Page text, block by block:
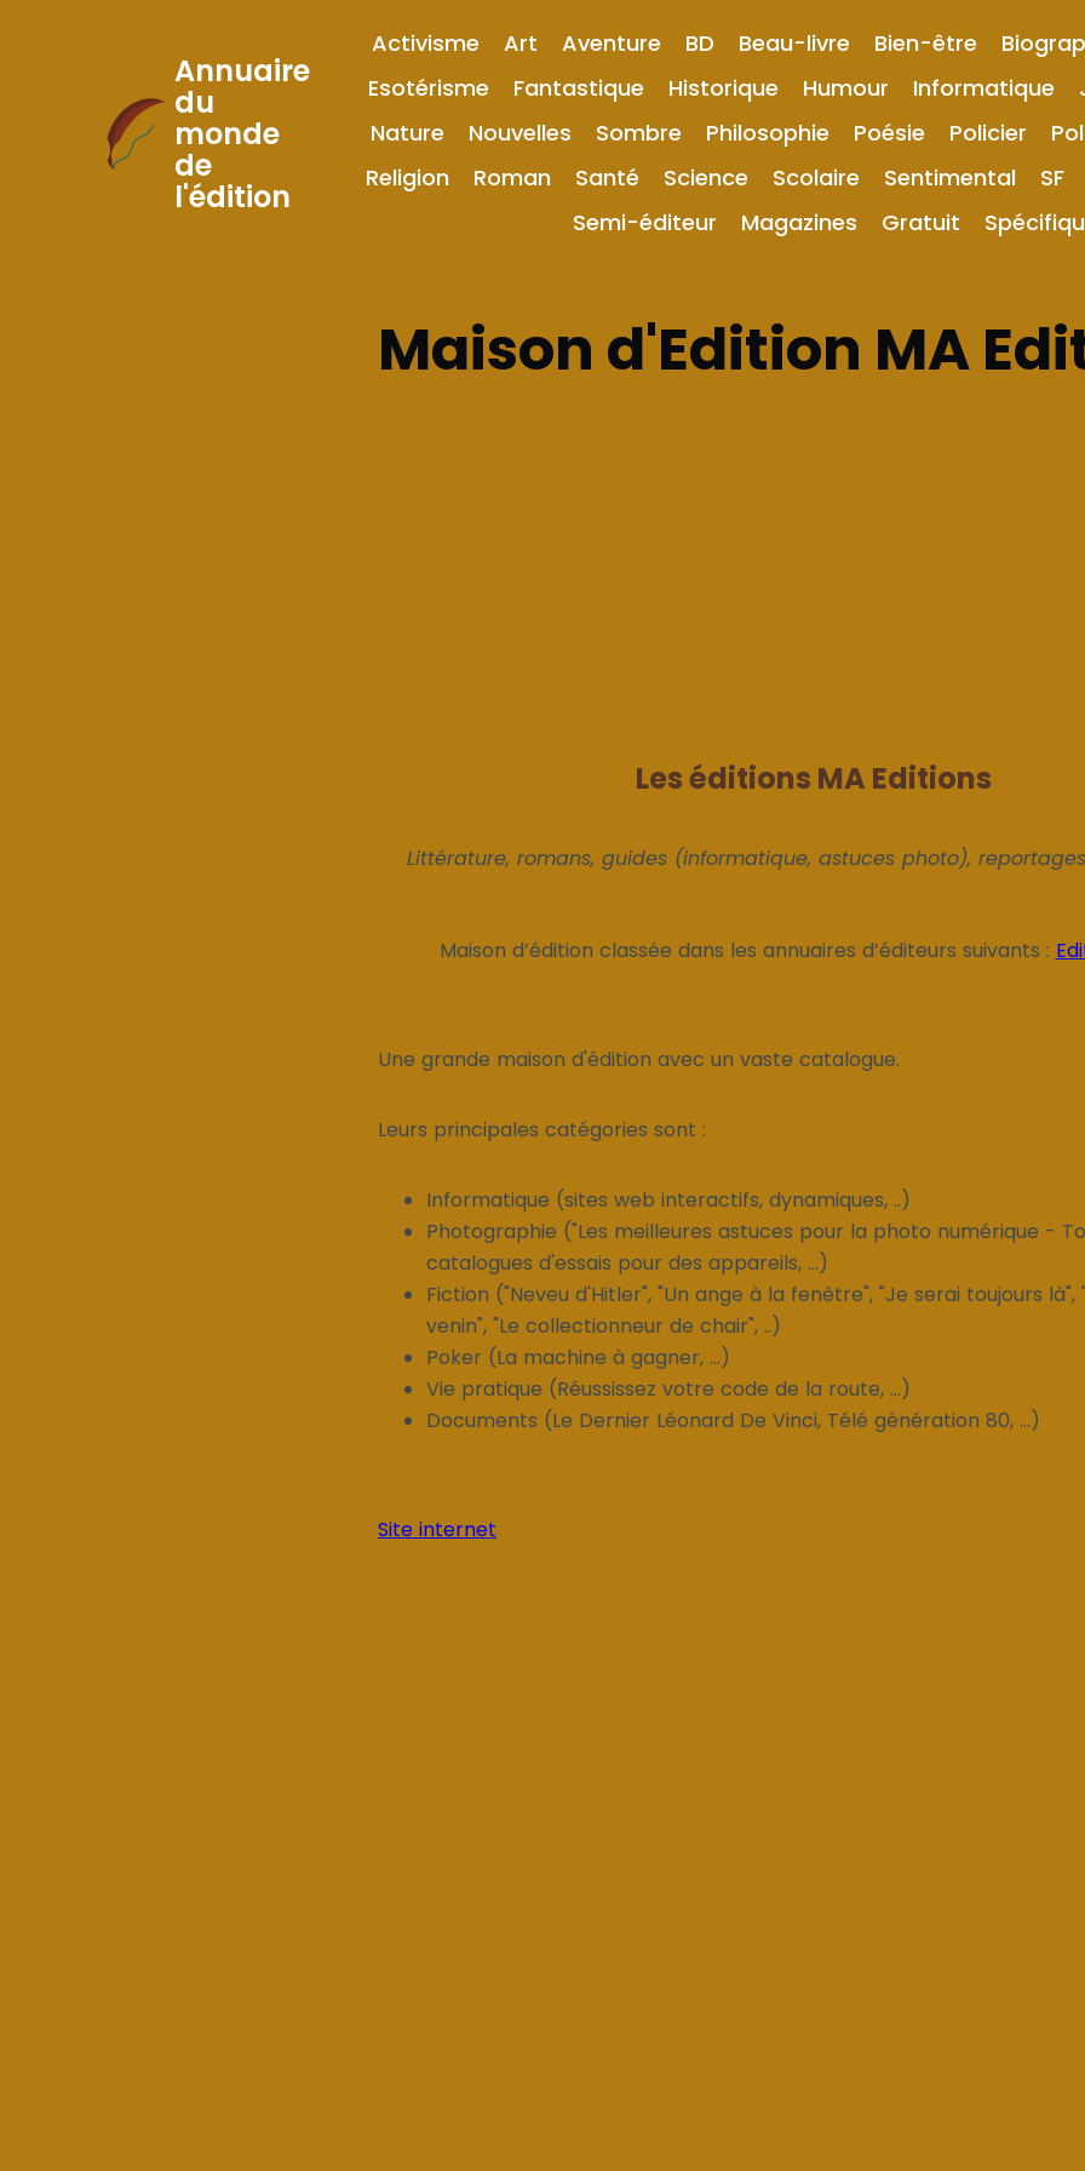
Skip
to
Content
Annuaire
du
monde
de
l'édition
Activisme Art Aventure BD Beau-livre Bien-être
Esotérisme
Fantastique Historique Humour Informatique
Nature
Nouvelles Sombre Philosophie Poésie Policier
Religion
Roman Santé Science Scolaire Sentimental SF
Semi-éditeur
Magazines Gratuit
Maison d'Edition MA
Les éditions MA Editions
Littérature, romans, guides (informatique, astuces photo), reportages
Maison d’édition classée dans les annuaires d’éditeurs suivants :
Une grande maison d'édition avec un vaste catalogue.
Leurs principales catégories sont :
Informatique (sites web interactifs, dynamiques, ..)
Photographie ("Les meilleures astuces pour la photo numérique -
catalogues d'essais pour des appareils, ...)
Fiction ("Neveu d'Hitler", "Un ange à la fenêtre", "Je serai toujours
venin", "Le collectionneur de chair", ..)
Poker (La machine à gagner, ...)
Vie pratique (Réussissez votre code de la route, ...)
Documents (Le Dernier Léonard De Vinci, Télé génération 80, ...)
Site internet